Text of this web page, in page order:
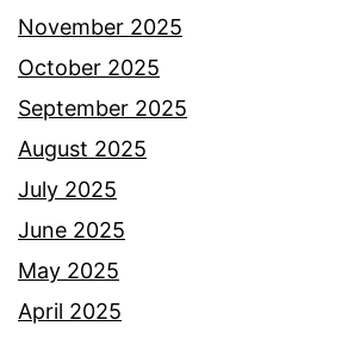
November 2025
October 2025
September 2025
August 2025
July 2025
June 2025
May 2025
April 2025